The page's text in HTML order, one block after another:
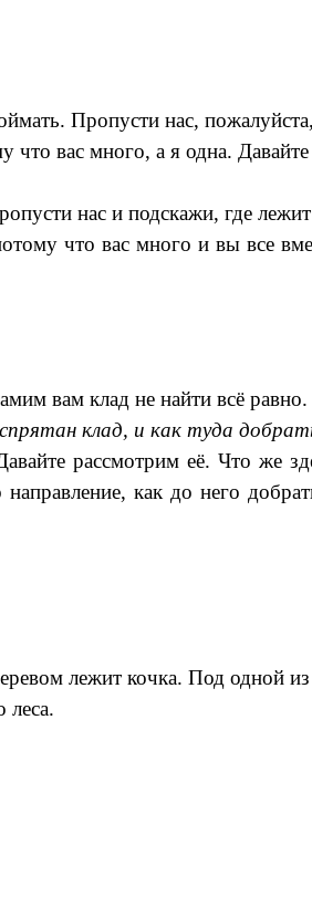
Пропусти нас,
вас много, а я одна. Давайте
нас и подскажи, где
что вас много и вы все
вам клад не найти всё
клад, и как туда
рассмотрим её. Что же
как до него
лежит кочка. Под одной
леса.